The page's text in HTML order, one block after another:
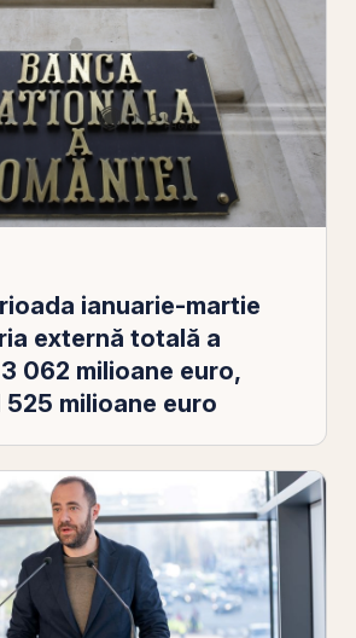
ianuarie-martie
externă totală a
062 milioane euro,
525 milioane euro